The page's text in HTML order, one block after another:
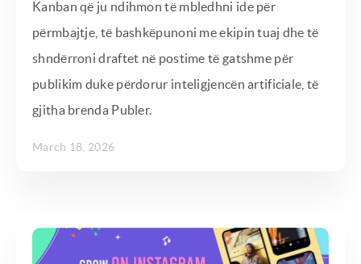
Kanban që ju ndihmon të mbledhni ide për
përmbajtje, të bashkëpunoni me ekipin tuaj dhe të
shndërroni draftet në postime të gatshme për
publikim duke përdorur inteligjencën artificiale, të
gjitha brenda Publer.
March 18, 2026